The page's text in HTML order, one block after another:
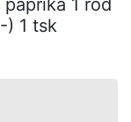
) 1 tsk